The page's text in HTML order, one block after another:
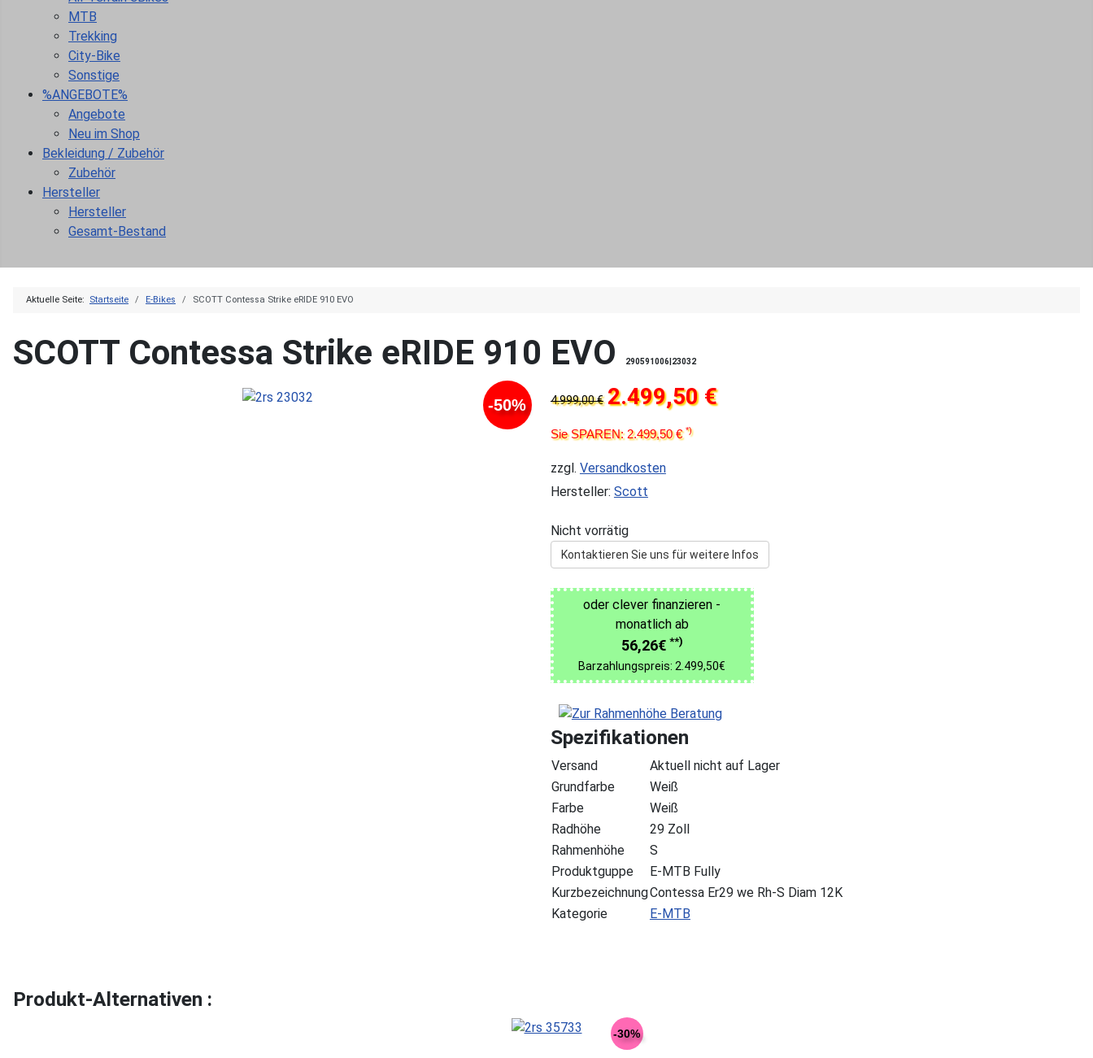
MTB
Trekking
City-Bike
Sonstige
%ANGEBOTE%
Angebote
Neu im Shop
Bekleidung / Zubehör
Zubehör
Hersteller
Hersteller
Gesamt-Bestand
Aktuelle Seite: Startseite E-Bikes SCOTT Contessa Strike eRIDE 910 EVO
SCOTT Contessa Strike eRIDE 910 EVO 290591006|23032
-50% 4.999,00 € 2.499,50 €
Sie SPAREN: 2.499,50 €*)
zzgl. Versandkosten
Hersteller: Scott
Nicht vorrätig
Kontaktieren Sie uns für weitere Infos
oder clever finanzieren -
monatlich ab
56,26€ **)
Barzahlungspreis: 2.499,50€
Spezifikationen
Versand
Aktuell nicht auf Lager
Grundfarbe
Weiß
Farbe
Weiß
Radhöhe
29 Zoll
Rahmenhöhe
S
Produktguppe
E-MTB Fully
KurzbezeichnungContessa Er29 we Rh-S Diam 12K
Kategorie
E-MTB
Produkt-Alternativen :
-30%